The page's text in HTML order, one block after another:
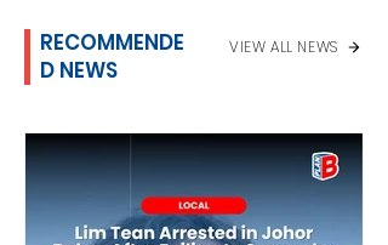
RECOMMENDE
D NEWS
VIEW ALL NEWS